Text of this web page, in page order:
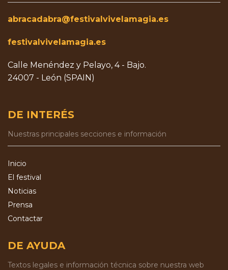
abracadabra@festivalvivelamagia.es
festivalvivelamagia.es
Calle Menéndez y Pelayo, 4 - Bajo.
24007 - León (SPAIN)
DE INTERÉS
Nuestras principales secciones e información
Inicio
El festival
Noticias
Prensa
Contactar
DE AYUDA
Textos legales e información técnica sobre nuestra web